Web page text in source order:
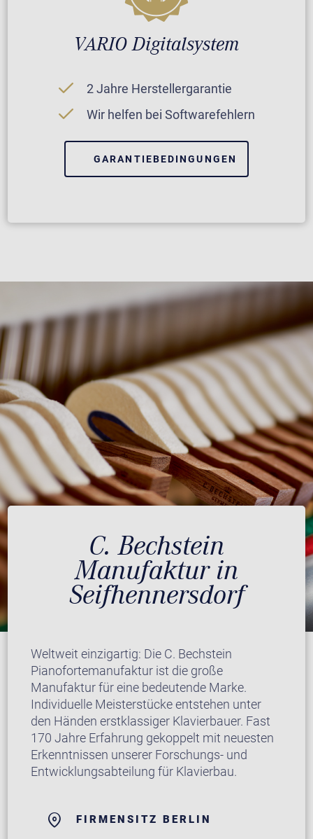
VARIO Digitalsystem
2 Jahre Herstellergarantie
Wir helfen bei Softwarefehlern
GARANTIEBEDINGUNGEN
C. Bechstein
Manufaktur in
Seifhennersdorf
Weltweit einzigartig: Die C. Bechstein
Pianofortemanufaktur ist die große
Manufaktur für eine bedeutende Marke.
Individuelle Meisterstücke entstehen unter
den Händen erstklassiger Klavierbauer. Fast
170 Jahre Erfahrung gekoppelt mit neuesten
Erkenntnissen unserer Forschungs- und
Entwicklungsabteilung für Klavierbau.
FIRMENSITZ BERLIN